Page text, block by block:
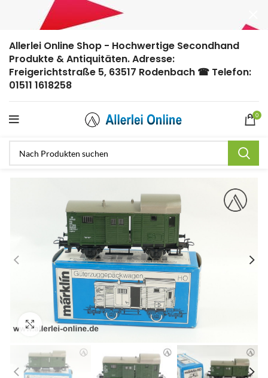
Allerlei Online Shop - Hochwertige Secondhand
Produkte & Antiquitäten. Adresse:
Freigerichtstraße 5, 63517 Rodenbach ☎ Telefon:
01511 1618258
0
Zum Vergrößern anklicken